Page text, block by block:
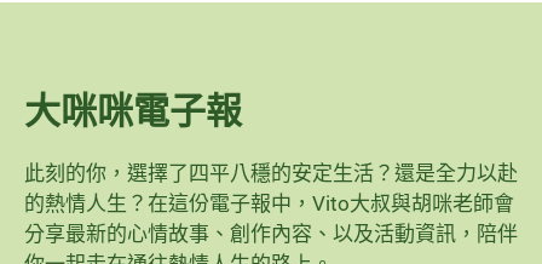
大咪咪電子報
此刻的你，選擇了四平八穩的安定生活？還是全力以赴
的熱情人生？在這份電子報中，Vito大叔與胡咪老師會
分享最新的心情故事、創作內容、以及活動資訊，陪伴